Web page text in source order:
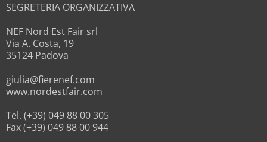
SEGRETERIA ORGANIZZATIVA
NEF Nord Est Fair srl
Via A. Costa, 19
35124 Padova
giulia@fierenef.com
www.nordestfair.com
Tel. (+39) 049 88 00 305
Fax (+39) 049 88 00 944